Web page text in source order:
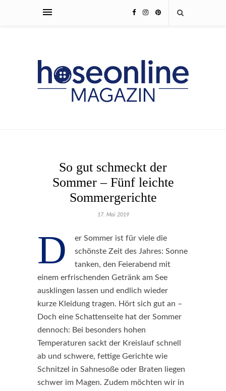
So gut schmeckt der
Sommer – Fünf leichte
Sommergerichte
17. Mai 2019
D
er Sommer ist für viele die
schönste Zeit des Jahres: Sonne
tanken, den Feierabend mit
einem erfrischenden Getränk am See
ausklingen lassen und endlich wieder
kurze Kleidung tragen. Hört sich gut an –
Doch eine Schattenseite hat der Sommer
dennoch: Bei besonders hohen
Temperaturen sackt der Kreislauf schnell
ab und schwere, fettige Gerichte wie
Schnitzel in Sahnesoße oder Braten liegen
schwer im Magen. Zudem möchten wir in